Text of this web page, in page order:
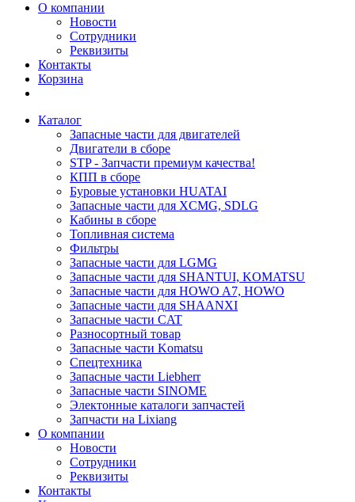
О компании
Новости
Сотрудники
Реквизиты
Контакты
Корзина
Каталог
Запасные части для двигателей
Двигатели в сборе
STP - Запчасти премиум качества!
КПП в сборе
Буровые установки HUATAI
Запасные части для XCMG, SDLG
Кабины в сборе
Топливная система
Фильтры
Запасные части для LGMG
Запасные части для SHANTUI, KOMATSU
Запасные части для HOWO A7, HOWO
Запасные части для SHAANXI
Запасные части CAT
Разносортный товар
Запасные части Komatsu
Спецтехника
Запасные части Liebherr
Запасные части SINOME
Электонные каталоги запчастей
Запчасти на Lixiang
О компании
Новости
Сотрудники
Реквизиты
Контакты